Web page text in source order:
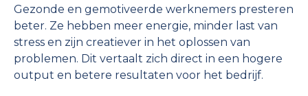
Gezonde en gemotiveerde werknemers presteren
beter. Ze hebben meer energie, minder last van
stress en zijn creatiever in het oplossen van
problemen. Dit vertaalt zich direct in een hogere
output en betere resultaten voor het bedrijf.